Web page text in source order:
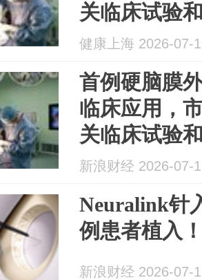
关临床试验
健康上海 2026-07-
首例硬脑膜
临床应用，
关临床试验
新浪财经 2026-07-
Neuralink针
例患者植入
新浪财经 2026-07-